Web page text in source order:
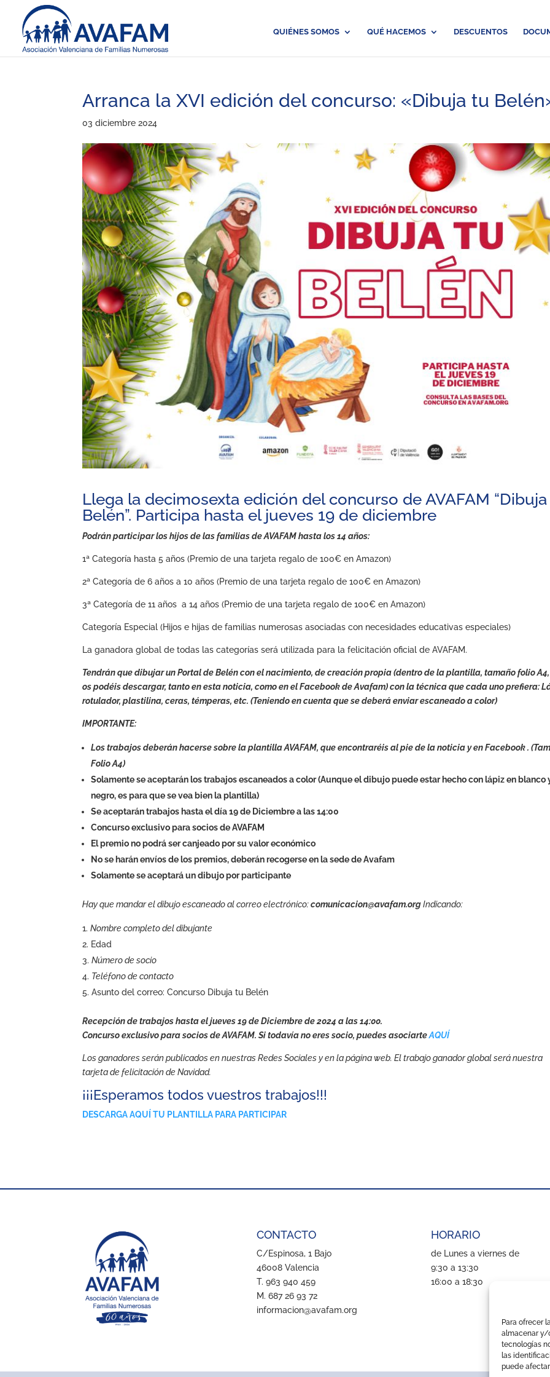
Para ofrecer
almacenar y/
tecnologías
las
puede
QUIÉNES SOMOS QUÉ HACEMOS DESCUENTOS
Arranca la XVI edición del concurso: «Dibuja tu
03 diciembre 2024
Llega la decimosexta edición del concurso de AVAFAM
Belén”. Participa hasta el jueves 19 de diciembre
Podrán participar los hijos de las familias de AVAFAM hasta los 14 años:
1ª Categoría hasta 5 años (Premio de una tarjeta regalo de 100€ en Amazon)
2ª Categoría de 6 años a 10 años (Premio de una tarjeta regalo de 100€ en Amazon)
3ª Categoría de 11 años a 14 años (Premio de una tarjeta regalo de 100€ en Amazon)
Categoría Especial (Hijos e hijas de familias numerosas asociadas con necesidades educativas especiales)
La ganadora global de todas las categorías será utilizada para la felicitación oficial de AVAFAM.
Tendrán que dibujar un Portal de Belén con el nacimiento, de creación propia (dentro de la plantilla, tamaño folio
os podéis descargar, tanto en esta noticia, como en el Facebook de Avafam) con la técnica que cada uno prefiera:
rotulador, plastilina, ceras, témperas, etc. (Teniendo en cuenta que se deberá enviar escaneado a color)
IMPORTANTE:
Los trabajos deberán hacerse sobre la plantilla AVAFAM, que encontraréis al pie de la noticia y en Facebook .
Folio A4)
Solamente se aceptarán los trabajos escaneados a color (Aunque el dibujo puede estar hecho con lápiz en blanco
negro, es para que se vea bien la plantilla)
Se aceptarán trabajos hasta el día 19 de Diciembre a las 14:00
Concurso exclusivo para socios de AVAFAM
El premio no podrá ser canjeado por su valor económico
No se harán envíos de los premios, deberán recogerse en la sede de Avafam
Solamente se aceptará un dibujo por participante
Hay que mandar el dibujo escaneado al correo electrónico:comunicacion@avafam.orgIndicando:
Nombre completo del dibujante
Edad
Número de socio
Teléfono de contacto
Asunto del correo: Concurso Dibuja tu Belén
Recepción de trabajos hasta el jueves 19 de Diciembre de 2024 a las 14:00.
Concurso exclusivo para socios de AVAFAM. Si todavía no eres socio, puedes asociarteAQUÍ
Los ganadores serán publicados en nuestras Redes Sociales y en la página web. El trabajo ganador global será nuestra
tarjeta de felicitación de Navidad.
¡¡¡Esperamos todos vuestros trabajos!!!
DESCARGA AQUÍ TU PLANTILLA PARA PARTICIPAR
CONTACTO
C/Espinosa, 1 Bajo
46008 Valencia
T. 963 940 459
M. 687 26 93 72
informacion@avafam.org
HORARIO
de Lunes a viernes de
9:30 a 13:30
16:00 a 18:30